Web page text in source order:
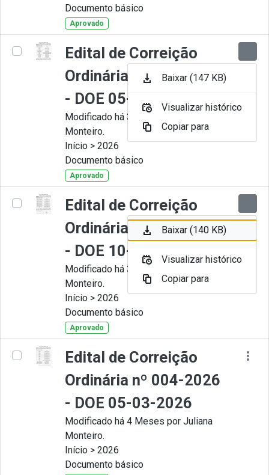
Documento básico
Aprovado
Edital de Correição
Ordinária nº 006-2026
- DOE 05-05-2026
Modificado há 3 Meses por Juliana
Monteiro.
Início > 2026
Documento básico
Aprovado
Edital de Correição
Ordinária nº 005-2026
- DOE 10-04-2026
Modificado há 3 Meses por Juliana
Monteiro.
Início > 2026
Documento básico
Aprovado
Edital de Correição
Ordinária nº 004-2026
- DOE 05-03-2026
Modificado há 4 Meses por Juliana
Monteiro.
Início > 2026
Documento básico
Baixar (147 KB)
Visualizar histórico
Copiar para
Baixar (140 KB)
Visualizar histórico
Copiar para